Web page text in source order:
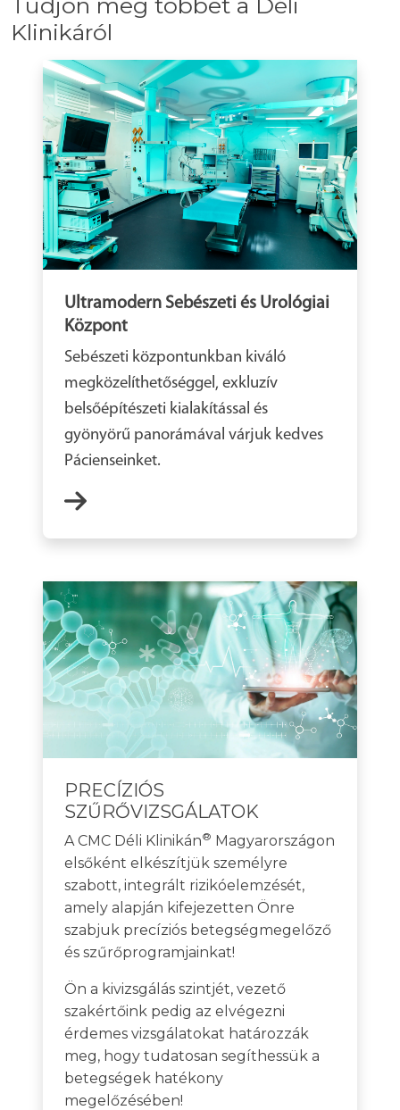
Tudjon meg többet a Déli
Klinikáról
Ultramodern Sebészeti és Urológiai
Központ
Sebészeti központunkban kiváló
megközelíthetőséggel, exkluzív
belsőépítészeti kialakítással és
gyönyörű panorámával várjuk kedves
Pácienseinket.
PRECÍZIÓS
SZŰRŐVIZSGÁLATOK
A CMC Déli Klinikán® Magyarországon
elsőként elkészítjük személyre
szabott, integrált rizikóelemzését,
amely alapján kifejezetten Önre
szabjuk precíziós betegségmegelőző
és szűrőprogramjainkat!
Ön a kivizsgálás szintjét, vezető
szakértőink pedig az elvégezni
érdemes vizsgálatokat határozzák
meg, hogy tudatosan segíthessük a
betegségek hatékony
megelőzésében!